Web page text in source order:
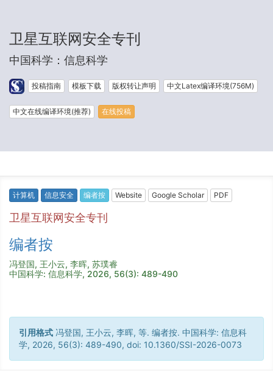
卫星互联网安全专刊
中国科学：信息科学
投稿指南 模板下载 版权转让声明 中文Latex编译环境(756M)
中文在线编译环境(推荐) 在线投稿
计算机 信息安全 编者按 Website Google Scholar PDF
卫星互联网安全专刊
编者按
冯登国, 王小云, 李晖, 苏璞睿
中国科学: 信息科学, 2026, 56(3): 489-490
引用格式 冯登国, 王小云, 李晖, 等. 编者按. 中国科学: 信息科
学, 2026, 56(3): 489-490, doi: 10.1360/SSI-2026-0073